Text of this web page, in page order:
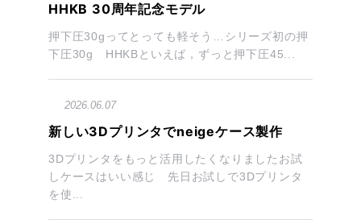
HHKB 30周年記念モデル
押下圧30gってとっても軽そう…シリーズ初の押
下圧30g HHKBといえば，ずっと押下圧45...
2026.06.07
新しい3Dプリンタでneigeケース製作
3Dプリンタをもっと活用したくなりましたお試
しケースはいい感じ 先日お試しで3Dプリンタ
を使...